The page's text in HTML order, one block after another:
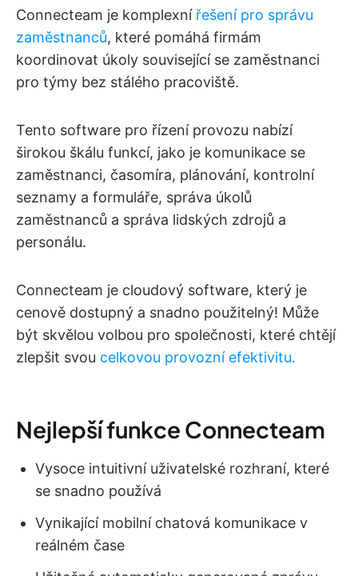
Connecteam je komplexní řešení pro správu
zaměstnanců, které pomáhá firmám
koordinovat úkoly související se zaměstnanci
pro týmy bez stálého pracoviště.
Tento software pro řízení provozu nabízí
širokou škálu funkcí, jako je komunikace se
zaměstnanci, časomíra, plánování, kontrolní
seznamy a formuláře, správa úkolů
zaměstnanců a správa lidských zdrojů a
personálu.
Connecteam je cloudový software, který je
cenově dostupný a snadno použitelný! Může
být skvělou volbou pro společnosti, které chtějí
zlepšit svou celkovou provozní efektivitu.
Nejlepší funkce Connecteam
Vysoce intuitivní uživatelské rozhraní, které
se snadno používá
Vynikající mobilní chatová komunikace v
reálném čase